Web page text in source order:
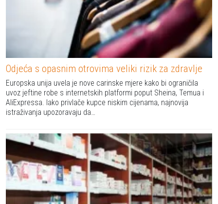
Odjeća s opasnim otrovima veliki rizik za zdravlje
Europska unija uvela je nove carinske mjere kako bi ograničila
uvoz jeftine robe s internetskih platformi poput Sheina, Temua i
AliExpressa. Iako privlače kupce niskim cijenama, najnovija
istraživanja upozoravaju da…